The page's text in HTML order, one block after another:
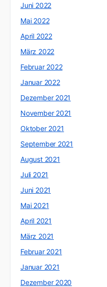
Juni 2022
Mai 2022
April 2022
März 2022
Februar 2022
Januar 2022
Dezember 2021
November 2021
Oktober 2021
September 2021
August 2021
Juli 2021
Juni 2021
Mai 2021
April 2021
März 2021
Februar 2021
Januar 2021
Dezember 2020